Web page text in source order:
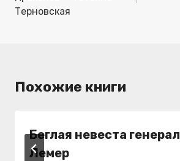
Терновская
Похожие книги
Беглая невеста
Лемер